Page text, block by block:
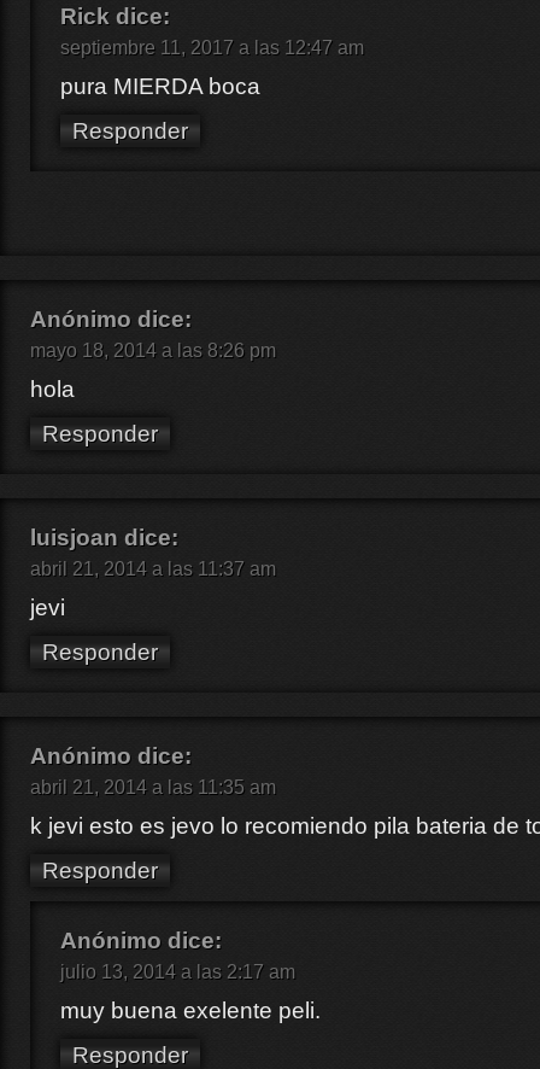
Rick dice:
septiembre 11, 2017 a las 12:47 am
pura MIERDA boca
Responder
Anónimo dice:
mayo 18, 2014 a las 8:26 pm
hola
Responder
luisjoan dice:
abril 21, 2014 a las 11:37 am
jevi
Responder
Anónimo dice:
abril 21, 2014 a las 11:35 am
k jevi esto es jevo lo recomiendo pila bateria de
Responder
Anónimo dice:
julio 13, 2014 a las 2:17 am
muy buena exelente peli.
Responder